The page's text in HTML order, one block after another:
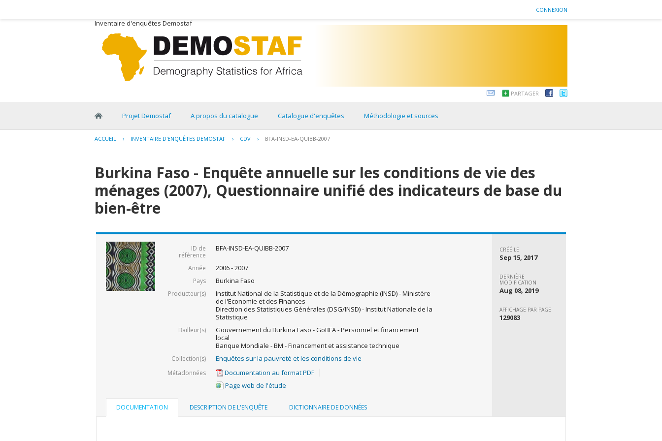
CONNEXION
Inventaire d'enquêtes Demostaf
PARTAGER
Projet Demostaf A propos du catalogue Catalogue d'enquêtes Méthodologie et sources
ACCUEIL › INVENTAIRE D'ENQUÊTES DEMOSTAF › CDV › BFA-INSD-EA-QUIBB-2007
Burkina Faso - Enquête annuelle sur les conditions de vie des
ménages (2007), Questionnaire unifié des indicateurs de base du
bien-être
ID de
référence
BFA-INSD-EA-QUIBB-2007
Année 2006 - 2007
Pays Burkina Faso
Producteur(s)
Institut National de la Statistique et de la Démographie (INSD) - Ministère
de l'Economie et des Finances
Direction des Statistiques Générales (DSG/INSD) - Institut Nationale de la
Statistique
Bailleur(s)
Gouvernement du Burkina Faso - GoBFA - Personnel et financement
local
Banque Mondiale - BM - Financement et assistance technique
Collection(s) Enquêtes sur la pauvreté et les conditions de vie
Métadonnées
Documentation au format PDF
Page web de l'étude
CRÉÉ LE
Sep 15, 2017
DERNIÈRE
MODIFICATION
Aug 08, 2019
AFFICHAGE PAR PAGE
129083
DOCUMENTATION DESCRIPTION DE L'ENQUÊTE DICTIONNAIRE DE DONNÉES